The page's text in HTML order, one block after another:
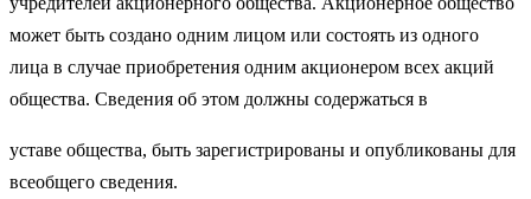
может быть создано одним лицом или состоять из одного
лица в случае приобретения одним акционером всех акций
общества. Сведения об этом должны содержаться в
уставе общества, быть зарегистрированы и опубликованы для
всеобщего сведения.